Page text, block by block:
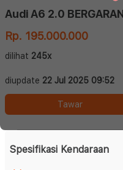
Audi A6 2.0
Rp. 195.000.000
dilihat 245x
diupdate 22 Jul 2025 09:52
Tawar
Spesifikasi Kendaraan